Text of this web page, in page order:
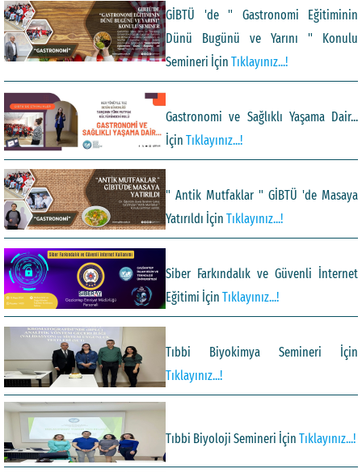
GİBTÜ 'de " Gastronomi Eğitiminin
Dünü Bugünü ve Yarını " Konulu
Semineri İçin Tıklayınız...!
Gastronomi ve Sağlıklı Yaşama Dair...
İçin Tıklayınız...!
" Antik Mutfaklar " GİBTÜ 'de Masaya
Yatırıldı İçin Tıklayınız...!
Siber Farkındalık ve Güvenli İnternet
Eğitimi İçin Tıklayınız...!
Tıbbi Biyokimya Semineri İçin
Tıklayınız...!
Tıbbi Biyoloji Semineri İçin Tıklayınız...!